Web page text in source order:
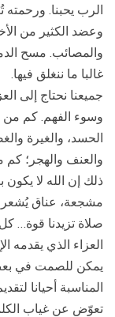
الرب يحبنا.
وعضد الكثير من
والمصائب. مسح
غالبا ما ننغلق فيها.
جميعنا نحتاج إلى
وسوء الفهم. كم من
الحسد، والغيرة
والعنف والهجر؛ كم
ذلك إن الله لا يكون
مشجعة، عناق
صلاة تزيدنا قوة…
العزاء الذي يقدمه
يمكن للصمت في بعض
المناسبة أحيانا
تعوّض عن غياب